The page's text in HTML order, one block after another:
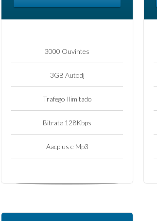
3000 Ouvintes
3GB Autodj
Trafego Ilimitado
Bitrate 128Kbps
Aacplus e Mp3